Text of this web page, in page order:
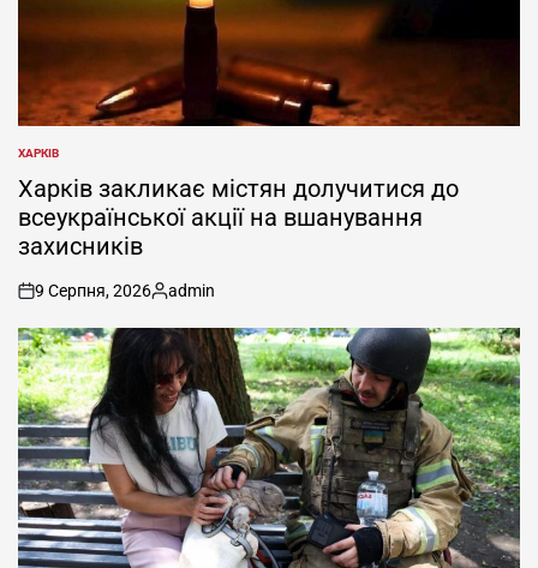
ОПУБЛІКУВАТИ
У
ХАРКІВ
Харків закликає містян долучитися до
всеукраїнської акції на вшанування
захисників
on
9 Серпня, 2026
Опубліковано
admin